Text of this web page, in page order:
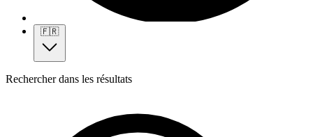
🇫🇷
Rechercher dans les résultats